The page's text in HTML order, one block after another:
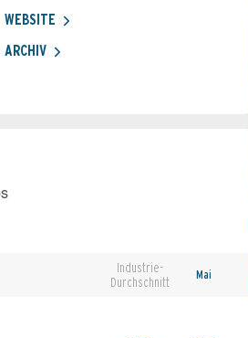
WEBSITE
ARCHIV
Industrie-
Durchschnitt
Mai